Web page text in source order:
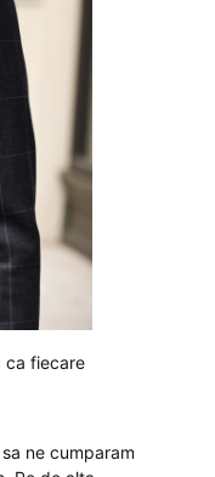
ca fiecare
ne cumparam